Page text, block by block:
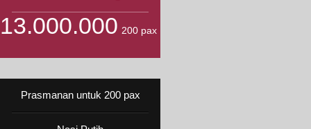
13.000.000 200 pax
Prasmanan untuk 200 pax